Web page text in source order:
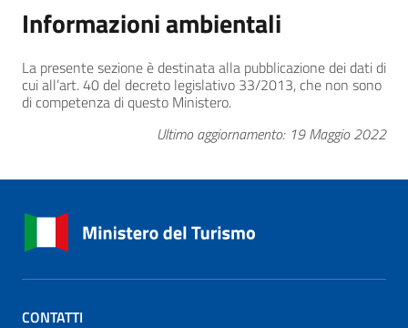
Informazioni ambientali
La presente sezione è destinata alla pubblicazione dei dati di
cui all’art. 40 del decreto legislativo 33/2013, che non sono
di competenza di questo Ministero.
Ultimo aggiornamento: 19 Maggio 2022
CONTATTI